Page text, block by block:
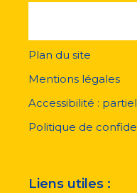
pied
page
Plan du site
Mentions légales
Accessibilité :
Politique de
Liens utiles :